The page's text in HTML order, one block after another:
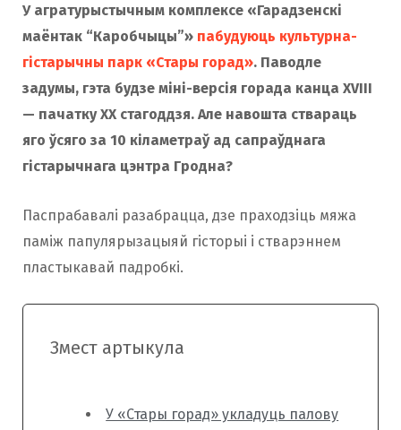
У агратурыстычным комплексе «Гарадзенскі
маёнтак “Каробчыцы”» пабудуюць культурна-
гістарычны парк «Стары горад». Паводле
задумы, гэта будзе міні-версія горада канца XVIII
— пачатку XX стагоддзя. Але навошта ствараць
яго ўсяго за 10 кіламетраў ад сапраўднага
гістарычнага цэнтра Гродна?
Паспрабавалі разабрацца, дзе праходзіць мяжа
паміж папулярызацыяй гісторыі і стварэннем
пластыкавай падробкі.
Змест артыкула
У «Стары горад» укладуць палову